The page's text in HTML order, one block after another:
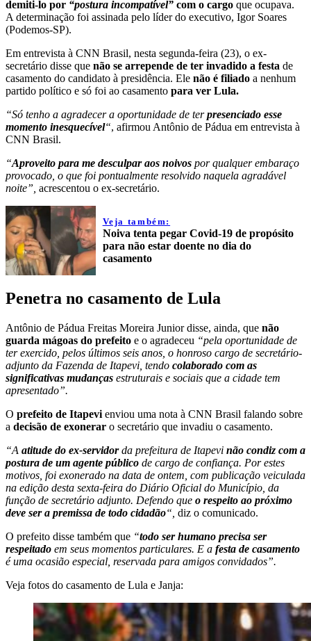
demiti-lo por “postura incompatível” com o cargo que ocupava.
A determinação foi assinada pelo líder do executivo, Igor Soares
(Podemos-SP).
Em entrevista à CNN Brasil, nesta segunda-feira (23), o ex-
secretário disse que não se arrepende de ter invadido a festa de
casamento do candidato à presidência. Ele não é filiado a nenhum
partido político e só foi ao casamento para ver Lula.
“Só tenho a agradecer a oportunidade de terpresenciado esse
momento inesquecível“, afirmou Antônio de Pádua em entrevista à
CNN Brasil.
“Aproveito para me desculpar aos noivos por qualquer embaraço
provocado, o que foi pontualmente resolvido naquela agradável
noite”, acrescentou o ex-secretário.
Veja também:
Noiva tenta pegar Covid-19 de propósito
para não estar doente no dia do
casamento
Penetra no casamento de Lula
Antônio de Pádua Freitas Moreira Junior disse, ainda, que não
guarda mágoas do prefeito e o agradeceu “pela oportunidade de
ter exercido, pelos últimos seis anos, o honroso cargo de secretário-
adjunto da Fazenda de Itapevi, tendo colaborado com as
significativas mudanças estruturais e sociais que a cidade tem
apresentado”.
O prefeito de Itapevi enviou uma nota à CNN Brasil falando sobre
a decisão de exonerar o secretário que invadiu o casamento.
“A atitude do ex-servidorda prefeitura de Itapevi não condiz com a
postura de um agente público de cargo de confiança. Por estes
motivos, foi exonerado na data de ontem, com publicação veiculada
na edição desta sexta-feira do Diário Oficial do Município, da
função de secretário adjunto. Defendo que o respeito ao próximo
deve ser a premissa de todo cidadão“, diz o comunicado.
O prefeito disse também que “todo ser humano precisa ser
respeitado em seus momentos particulares. E a festa de casamento
é uma ocasião especial, reservada para amigos convidados”.
Veja fotos do casamento de Lula e Janja: